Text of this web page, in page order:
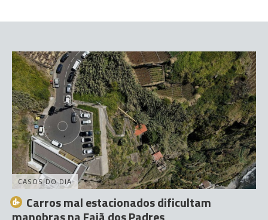
CASOS DO DIA
Carros mal estacionados dificultam